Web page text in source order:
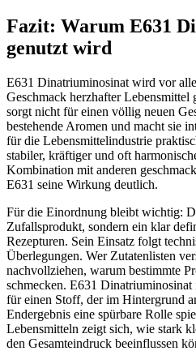
Fazit: Warum E631
genutzt wird
E631 Dinatriuminosinat wird vor
Geschmack herzhafter Lebensmittel
sorgt nicht für einen völlig neuen
bestehende Aromen und macht sie
für die Lebensmittelindustrie
stabiler, kräftiger und oft
Kombination mit anderen
E631 seine Wirkung deutlich.
Für die Einordnung bleibt wichtig:
Zufallsprodukt, sondern ein klar
Rezepturen. Sein Einsatz folgt
Überlegungen. Wer Zutatenlisten
nachvollziehen, warum bestimmte
schmecken. E631
für einen Stoff, der im Hintergrund
Endergebnis eine spürbare Rolle
Lebensmitteln zeigt sich, wie stark
den Gesamteindruck beeinflussen